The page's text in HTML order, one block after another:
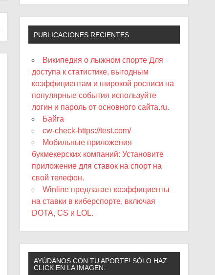
PUBLICACIONES RECIENTES
Википедия о лыжном спорте Для
доступа к статистике, выгодным
коэффициентам и широкой росписи на
популярные события используйте
логин и пароль от основного сайта.ru.
Байга
cw-check-https://test.com/
Мобильные приложения
букмекерских компаний: Установите
приложение для ставок на спорт на
свой телефон.
Winline предлагает коэффициенты
на ставки в киберспорте, включая
DOTA, CS и LOL.
AYÚDANOS CON TU APORTE! SÓLO HAZ
CLICK EN LA IMAGEN.